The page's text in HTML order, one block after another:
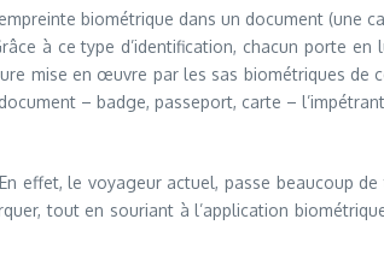
biométrique dans un document (une
à ce type d’identification, chacun porte
mise en œuvre par les sas biométriques de
– badge, passeport, carte –
effet, le voyageur actuel, passe beaucoup
tout en souriant à l’application